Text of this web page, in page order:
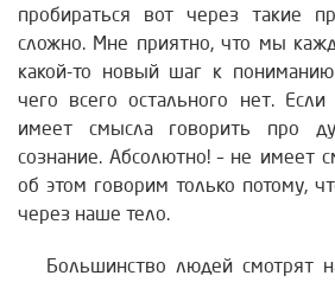
пробираться вот через такие
сложно. Мне приятно, что мы
какой-то новый шаг к
чего всего остального нет.
имеет смысла говорить про
сознание. Абсолютно! – не имеет
об этом говорим только потому,
через наше тело.
Большинство людей смотрят